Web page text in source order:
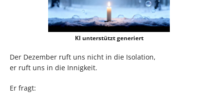
KI unterstützt generiert
Der Dezember ruft uns nicht in die Isolation,
er ruft uns in die Innigkeit.
Er fragt: